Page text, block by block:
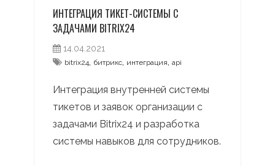
ИНТЕГРАЦИЯ ТИКЕТ-СИСТЕМЫ С
ЗАДАЧАМИ BITRIX24
14.04.2021
bitrix24, битрикс, интеграция, api
Интеграция внутренней системы
тикетов и заявок организации с
задачами Bitrix24 и разработка
системы навыков для сотрудников.